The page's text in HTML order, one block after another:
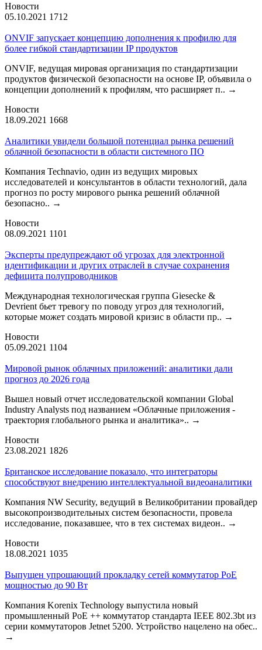
Новости
05.10.2021 1712
ONVIF запускает концепцию дополнения к профилю для
более гибкой стандартизации IP продуктов
ONVIF, ведущая мировая организация по стандартизации
продуктов физической безопасности на основе IP, объявила о
концепции дополнений к профилям, что расширяет п.. →
Новости
18.09.2021 1668
Аналитики увидели большой потенциал рынка решений
облачной безопасности в области системного ПО
Компания Technavio, один из ведущих мировых
исследователей и консультантов в области технологий, дала
прогноз по росту мирового рынка решений облачной
безопасно.. →
Новости
08.09.2021 1101
Эксперты предупреждают об угрозах для электронной
идентификации и других отраслей в случае сохранения
дефицита полупроводников
Международная технологическая группа Giesecke &
Devrient бьет тревогу по поводу угроз для технологий,
которые может создать мировой кризис в области пр.. →
Новости
05.09.2021 1104
Мировой рынок облачных приложений: аналитики дали
прогноз до 2026 года
Вышел новый отчет исследовательской компании Global
Industry Analysts под названием «Облачные приложения -
траектория глобального рынка и аналитика».. →
Новости
23.08.2021 1826
Британское исследование показало, что интеграторы
способствуют внедрению интеллектуальной видеоаналитики
Компания NW Security, ведущий в Великобритании провайдер
высокопроизводительных систем безопасности, провела
исследование, показавшее, что в тех системах видеон.. →
Новости
18.08.2021 1035
Выпущен упрощающий прокладку сетей коммутатор PoE
мощностью до 90 Вт
Компания Korenix Technology выпустила новый
промышленный PoE ++ коммутатор стандарта IEEE 802.3bt из
серии коммутаторов Jetnet 5200. Устройство нацелено на обес..
→